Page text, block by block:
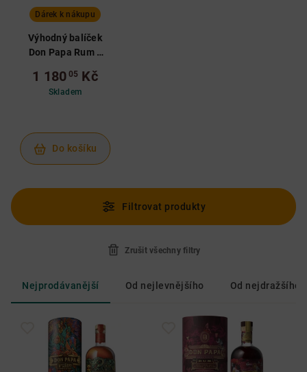
Dárek k nákupu
Výhodný balíček
Don Papa Rum v
1 180 05 Kč
Skladem
Do košíku
Filtrovat produkty
Zrušit všechny filtry
Nejprodávanější Od nejlevnějšího Od nejdražšího